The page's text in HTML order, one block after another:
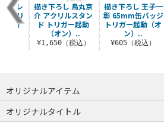
描き下ろし 王子一
彰 65mm缶バッジ
トリガー起動（オ
ン）..
¥605（税込）
崎レ
トリ
起動
描き下ろし 烏丸京
介 アクリルスタン
ド トリガー起動
（オン）..
¥1,650（税込）
オリジナルアイテム
つままれ
つかまれ
ピョコッテ
オリジナルタイトル